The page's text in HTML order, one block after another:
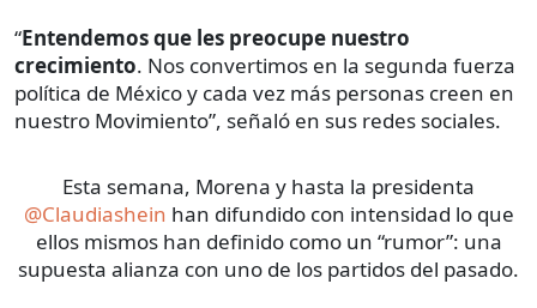
“Entendemos que les preocupe nuestro
crecimiento. Nos convertimos en la segunda fuerza
política de México y cada vez más personas creen en
nuestro Movimiento”, señaló en sus redes sociales.
Esta semana, Morena y hasta la presidenta
@Claudiashein han difundido con intensidad lo que
ellos mismos han definido como un “rumor”: una
supuesta alianza con uno de los partidos del pasado.